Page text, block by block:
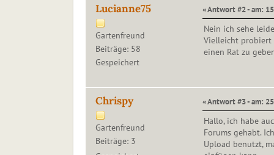
Lucianne75
Gartenfreund
Beiträge: 58
Gespeichert
« Antwort #2 - am:
Nein ich sehe
Vielleicht probiert
einen Rat zu
Chrispy
Gartenfreund
Beiträge: 3
« Antwort #3 - am:
Hallo, ich habe
Forums gehabt.
Upload benutzt,